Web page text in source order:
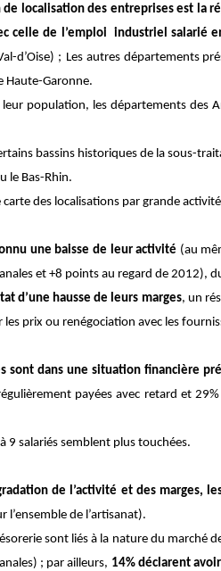
de localisation des entreprises est la
celle de l’emploi industriel salarié
d’Oise) ; Les autres départements
Haute-Garonne.
population, les départements des
bassins historiques de la sous-
le Bas-Rhin.
carte des localisations par grande
une baisse de leur activité (au
et +8 points au regard de 2012),
d’une hausse de leurs marges, un
les prix ou renégociation avec les
sont dans une situation financière
payées avec retard et
9 salariés semblent plus touchées.
de l’activité et des marges,
l’ensemble de l’artisanat).
sont liés à la nature du marché
; par ailleurs, 14% déclarent